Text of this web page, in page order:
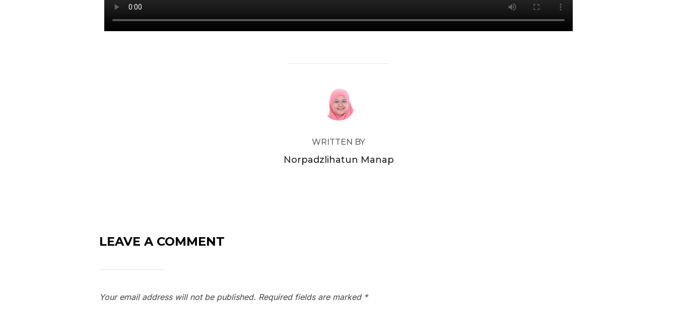
POST AUTHOR
WRITTEN BY
Norpadzlihatun Manap
LEAVE A COMMENT
Your email address will not be published. Required fields are marked *